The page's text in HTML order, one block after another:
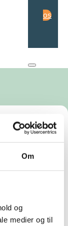
Om
og
medier og til
os
i
Det var en